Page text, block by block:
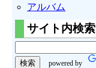
アルバム
サイト内検索
powered by